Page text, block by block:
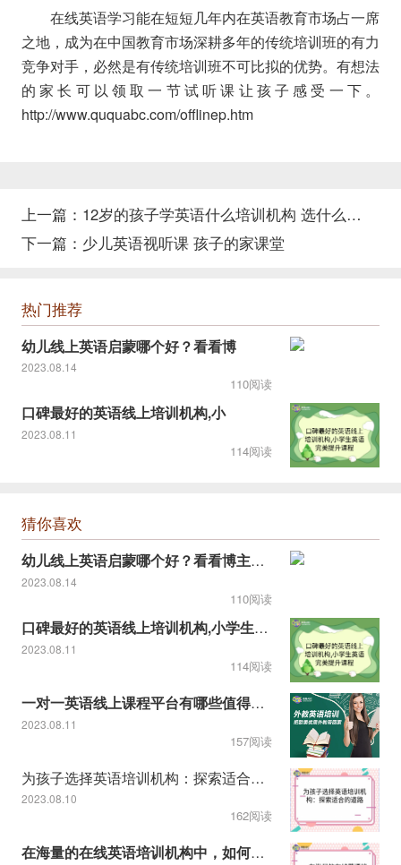
在线英语学习能在短短几年内在英语教育市场占一席
之地，成为在中国教育市场深耕多年的传统培训班的有力
竞争对手，必然是有传统培训班不可比拟的优势。有想法
的家长可以领取一节试听课让孩子感受一下。
http://www.ququabc.com/offlinep.htm
上一篇：
12岁的孩子学英语什么培训机构 选什么机构比较好
下一篇： 少儿英语视听课 孩子的家课堂
热门推荐
幼儿线上英语启蒙哪个好？看看博
2023.08.14
110阅读
口碑最好的英语线上培训机构,小
2023.08.11
114阅读
猜你喜欢
幼儿线上英语启蒙哪个好？看看博主推荐的！
2023.08.14
110阅读
口碑最好的英语线上培训机构,小学生英语完美提升课程
2023.08.11
114阅读
一对一英语线上课程平台有哪些值得推荐
2023.08.11
157阅读
为孩子选择英语培训机构：探索适合的道路
2023.08.10
162阅读
在海量的在线英语培训机构中，如何为孩子选择最合适的？